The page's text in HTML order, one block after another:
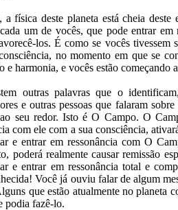
a física deste planeta está cheia
um de vocês, que pode entrar
los. É como se vocês
no momento em que se
e harmonia, e vocês estão começando
outras palavras que o
e outras pessoas que falaram
seu redor. Isto é O Campo. O
com ele com a sua consciência,
e entrar em ressonância com O
poderá realmente causar remissão
e entrar em ressonância total e
Você já ouviu falar de algum
que estão atualmente no planeta
podia fazê-lo.